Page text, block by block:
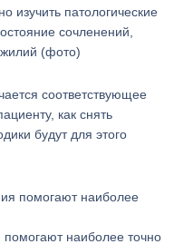
изучить патологические
сочленений,
(фото)
соответствующее
как снять
будут для этого
наиболее точно